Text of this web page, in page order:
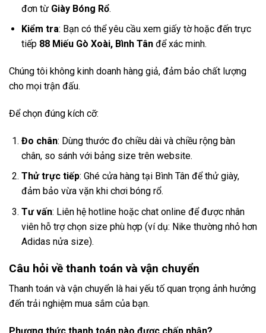
đơn từ Giày Bóng Rổ.
Kiểm tra: Bạn có thể yêu cầu xem giấy tờ hoặc đến trực
tiếp 88 Miếu Gò Xoài, Bình Tânđể xác minh.
Chúng tôi không kinh doanh hàng giả, đảm bảo chất lượng
cho mọi trận đấu.
Để chọn đúng kích cỡ:
Đo chân: Dùng thước đo chiều dài và chiều rộng bàn
chân, so sánh với bảng size trên website.
Thử trực tiếp: Ghé cửa hàng tại Bình Tân để thử giày,
đảm bảo vừa vặn khi chơi bóng rổ.
Tư vấn: Liên hệ hotline hoặc chat online để được nhân
viên hỗ trợ chọn size phù hợp (ví dụ: Nike thường nhỏ hơn
Adidas nửa size).
Câu hỏi về thanh toán và vận chuyển
Thanh toán và vận chuyển là hai yếu tố quan trọng ảnh hưởng
đến trải nghiệm mua sắm của bạn.